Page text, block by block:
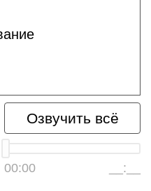
Озвучить всё
00:00 __:__